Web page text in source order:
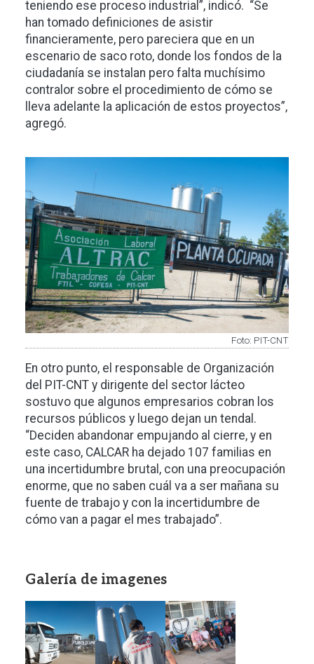
teniendo ese proceso industrial”, indicó. “Se
han tomado definiciones de asistir
financieramente, pero pareciera que en un
escenario de saco roto, donde los fondos de la
ciudadanía se instalan pero falta muchísimo
contralor sobre el procedimiento de cómo se
lleva adelante la aplicación de estos proyectos”,
agregó.
Imagen
Foto: PIT-CNT
En otro punto, el responsable de Organización
del PIT-CNT y dirigente del sector lácteo
sostuvo que algunos empresarios cobran los
recursos públicos y luego dejan un tendal.
“Deciden abandonar empujando al cierre, y en
este caso, CALCAR ha dejado 107 familias en
una incertidumbre brutal, con una preocupación
enorme, que no saben cuál va a ser mañana su
fuente de trabajo y con la incertidumbre de
cómo van a pagar el mes trabajado”.
Galería de imagenes
Imagen
Imagen Imagen